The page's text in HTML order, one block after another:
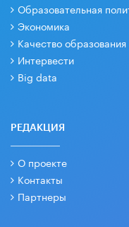
Образовательная
Экономика
Качество образования
Интервести
Big data
РЕДАКЦИЯ
О проекте
Контакты
Партнеры